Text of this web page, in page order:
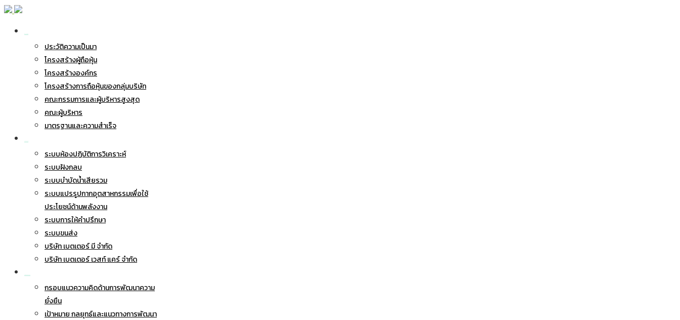
ประวัติความเป็นมา
โครงสร้างผู้ถือหุ้น
โครงสร้างองค์กร
โครงสร้างการถือหุ้นของกลุ่มบริษัท
คณะกรรมการและผู้บริหารสูงสุด
คณะผู้บริหาร
มาตรฐานและความสำเร็จ
ระบบห้องปฏิบัติการวิเคราะห์
ระบบฝังกลบ
ระบบบำบัดน้ำเสียรวม
ระบบแปรรูปกากอุตสาหกรรมเพื่อใช้
ประโยชน์ด้านพลังงาน
ระบบการให้คำปรึกษา
ระบบขนส่ง
บริษัท เบตเตอร์ มี จำกัด
บริษัท เบตเตอร์ เวสท์ แคร์ จำกัด
กรอบแนวความคิดด้านการพัฒนาความ
ยั่งยืน
เป้าหมาย กลยุทธ์และแนวทางการพัฒนา